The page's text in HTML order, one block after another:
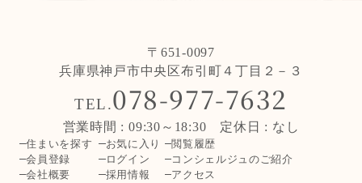
〒651-0097
兵庫県神戸市中央区布引町４丁目２－３
TEL.078-977-7632
営業時間 : 09:30～18:30 定休日 : なし
住まいを探す お気に入り
閲覧履歴
会員登録
ログイン
コンシェルジュのご紹介
会社概要
採用情報 アクセス